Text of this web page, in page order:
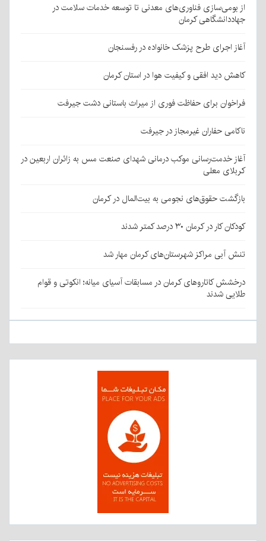
از بومی‌سازی فناوری‌های معدنی تا توسعه خدمات سلامت در
جهاددانشگاهی کرمان
آغاز اجرای طرح پزشک خانواده در رفسنجان
کاهش دید افقی و کیفیت هوا در استان کرمان
فراخوان برای حفاظت فوری از میراث باستانی دشت جیرفت
ناکامی حفاران غیرمجاز در جیرفت
آغاز خدمت‌رسانی موکب درمانی شهدای صنعت مس به زائران اربعین در
کربلای معلی
بازگشت حقوق‌های نجومی به بیت‌المال در کرمان
کودکان کار در کرمان ۳۰ درصد کمتر شدند
تنش آبی مراکز شهرستان‌های کرمان مهار شد
درخشش کاتاروهای کرمان در مسابقات آسیای میانه؛ انکوتی و قوام
طلایی شدند